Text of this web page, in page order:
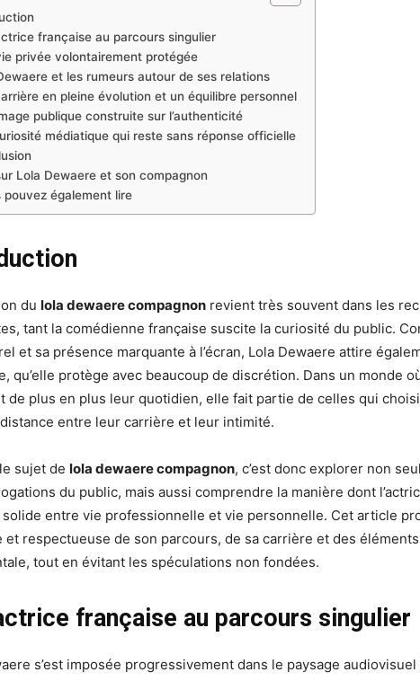
française au parcours singulier
privée volontairement protégée
et les rumeurs autour de ses relations
en pleine évolution et un équilibre personnel
publique construite sur l’authenticité
médiatique qui reste sans réponse officielle
Lola Dewaere et son compagnon
pouvez également lire
du lola dewaere compagnon revient très souvent dans les
tant la comédienne française suscite la curiosité du public.
et sa présence marquante à l’écran, Lola Dewaere attire
qu’elle protège avec beaucoup de discrétion. Dans un monde
de plus en plus leur quotidien, elle fait partie de celles qui
entre leur carrière et leur intimité.
sujet de lola dewaere compagnon, c’est donc explorer non
du public, mais aussi comprendre la manière dont
entre vie professionnelle et vie personnelle. Cet article
et respectueuse de son parcours, de sa carrière et des
tout en évitant les spéculations non fondées.
française au parcours singulier
s’est imposée progressivement dans le paysage